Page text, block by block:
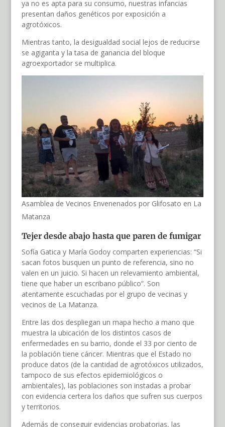
ya no es apta para su consumo, nuestras infancias
presentan daños genéticos por exposición a
agrotóxicos.
Mientras tanto, la desigualdad social lejos de reducirse
se agiganta y la tasa de ganancia del bloque
agroexportador se multiplica.
Asamblea de Vecinos Envenenados por Glifosato en La
Matanza
Tejer desde abajo hasta que paren de fumigar
Sofía Gatica y María Godoy comparten experiencias: “Si
sacan fotos busquen un punto de referencia, sino no
valen en un juicio. Si hacen un relevamiento ambiental,
tiene que haber un escribano público”. Son
atentamente escuchadas por el grupo de vecinas y
vecinos de La Matanza.
Entre las dos despliegan un mapa hecho a mano que
muestra la ubicación de los distintos casos de
enfermedades en su barrio, donde el 33 por ciento de
la población tiene cáncer. Mientras que el Estado no
produce datos (de la cantidad de agrotóxicos utilizados,
tampoco de sus efectos epidemiológicos o
ambientales), las poblaciones son instadas a probar
con evidencia certera los daños que sufren sus cuerpos
y territorios.
Además de conseguir evidencias probatorias, las